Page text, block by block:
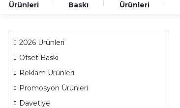
Ürünleri
Baskı
Ürünleri
2026 Ürünleri
Ofset Baskı
Reklam Ürünleri
Promosyon Ürünleri
Davetiye